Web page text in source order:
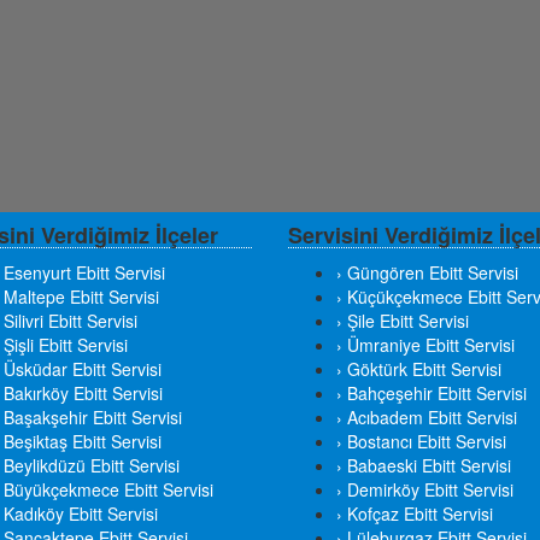
Verdiğimiz İlçeler
Esenyurt Ebitt Servisi
Maltepe Ebitt Servisi
Silivri Ebitt Servisi
Şişli Ebitt Servisi
Üsküdar Ebitt Servisi
Bakırköy Ebitt Servisi
Başakşehir Ebitt Servisi
Beşiktaş Ebitt Servisi
Beylikdüzü Ebitt Servisi
Büyükçekmece Ebitt Servisi
Kadıköy Ebitt Servisi
Servisini Verdiğimiz
› Güngören Ebitt Servisi
› Küçükçekmece Ebitt
› Şile Ebitt Servisi
› Ümraniye Ebitt Servisi
› Göktürk Ebitt Servisi
› Bahçeşehir Ebitt Servisi
› Acıbadem Ebitt Servisi
› Bostancı Ebitt Servisi
› Babaeski Ebitt Servisi
› Demirköy Ebitt Servisi
› Kofçaz Ebitt Servisi